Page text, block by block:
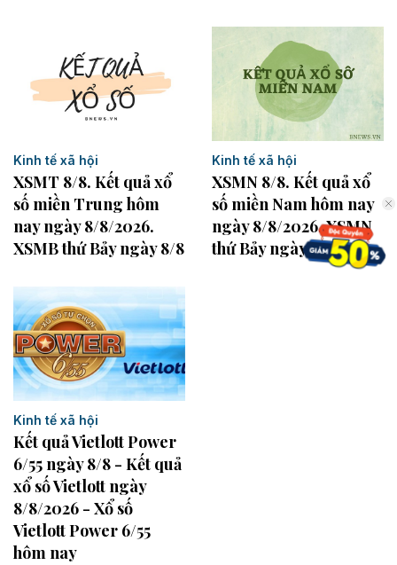
Kinh tế xã hội
XSMT 8/8. Kết quả xổ
số miền Trung hôm
nay ngày 8/8/2026.
XSMB thứ Bảy ngày 8/8
Kinh tế xã hội
XSMN 8/8. Kết quả xổ
số miền Nam hôm nay
ngày 8/8/2026. XSMN
thứ Bảy ngày 8/8
Kinh tế xã hội
Kết quả Vietlott Power
6/55 ngày 8/8 - Kết quả
xổ số Vietlott ngày
8/8/2026 - Xổ số
Vietlott Power 6/55
hôm nay